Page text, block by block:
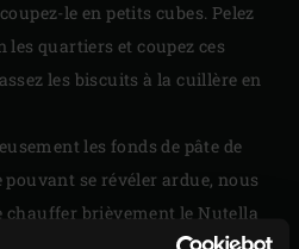
le en petits cubes. Pelez
les quartiers et coupez ces
les biscuits à la cuillère en
les fonds de pâte de
pouvant se révéler ardue, nous
chauffer brièvement le Nutella